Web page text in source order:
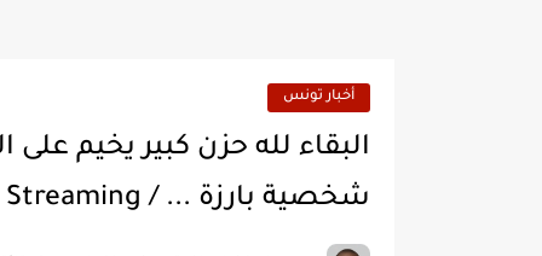
أخبار تونس
البقاء لله حزن كبير يخيم على
شخصية بارزة ... / Video Streaming